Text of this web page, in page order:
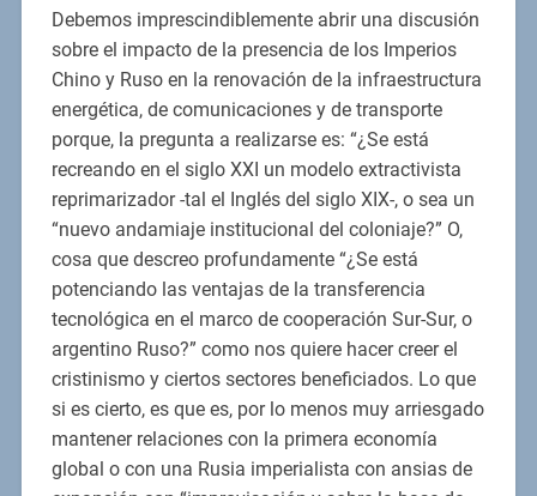
Debemos imprescindiblemente abrir una discusión
sobre el impacto de la presencia de los Imperios
Chino y Ruso en la renovación de la infraestructura
energética, de comunicaciones y de transporte
porque, la pregunta a realizarse es: “¿Se está
recreando en el siglo XXI un modelo extractivista
reprimarizador -tal el Inglés del siglo XIX-, o sea un
“nuevo andamiaje institucional del coloniaje?” O,
cosa que descreo profundamente “¿Se está
potenciando las ventajas de la transferencia
tecnológica en el marco de cooperación Sur-Sur, o
argentino Ruso?” como nos quiere hacer creer el
cristinismo y ciertos sectores beneficiados. Lo que
si es cierto, es que es, por lo menos muy arriesgado
mantener relaciones con la primera economía
global o con una Rusia imperialista con ansias de